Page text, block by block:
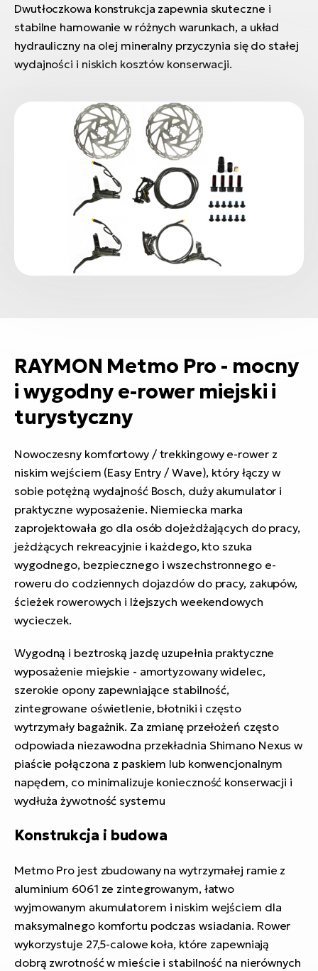
Dwutłoczkowa konstrukcja zapewnia skuteczne i
stabilne hamowanie w różnych warunkach, a układ
hydrauliczny na olej mineralny przyczynia się do stałej
wydajności i niskich kosztów konserwacji.
RAYMON Metmo Pro - mocny
i wygodny e-rower miejski i
turystyczny
Nowoczesny komfortowy / trekkingowy e-rower z
niskim wejściem (Easy Entry / Wave), który łączy w
sobie potężną wydajność Bosch, duży akumulator i
praktyczne wyposażenie. Niemiecka marka
zaprojektowała go dla osób dojeżdżających do pracy,
jeżdżących rekreacyjnie i każdego, kto szuka
wygodnego, bezpiecznego i wszechstronnego e-
roweru do codziennych dojazdów do pracy, zakupów,
ścieżek rowerowych i lżejszych weekendowych
wycieczek.
Wygodną i beztroską jazdę uzupełnia praktyczne
wyposażenie miejskie - amortyzowany widelec,
szerokie opony zapewniające stabilność,
zintegrowane oświetlenie, błotniki i często
wytrzymały bagażnik. Za zmianę przełożeń często
odpowiada niezawodna przekładnia Shimano Nexus w
piaście połączona z paskiem lub konwencjonalnym
napędem, co minimalizuje konieczność konserwacji i
wydłuża żywotność systemu
Konstrukcja i budowa
Metmo Pro jest zbudowany na wytrzymałej ramie z
aluminium 6061 ze zintegrowanym, łatwo
wyjmowanym akumulatorem i niskim wejściem dla
maksymalnego komfortu podczas wsiadania. Rower
wykorzystuje 27,5-calowe koła, które zapewniają
dobrą zwrotność w mieście i stabilność na nierównych